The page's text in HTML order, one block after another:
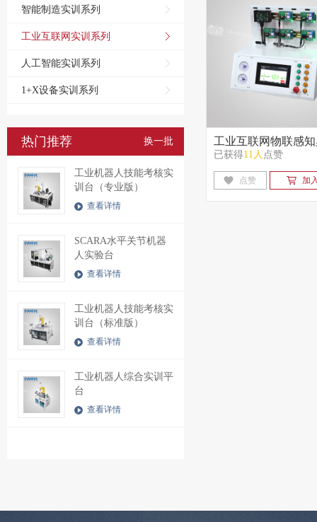
智能制造实训系列
工业互联网实训系列
人工智能实训系列
1+X设备实训系列
热门推荐 换一批
工业机器人技能考核实
训台（专业版）
查看详情
SCARA水平关节机器
人实验台
查看详情
工业机器人技能考核实
训台（标准版）
查看详情
工业机器人综合实训平
台
查看详情
工业互联网物联感
台
已获得11人 点赞
点赞 加